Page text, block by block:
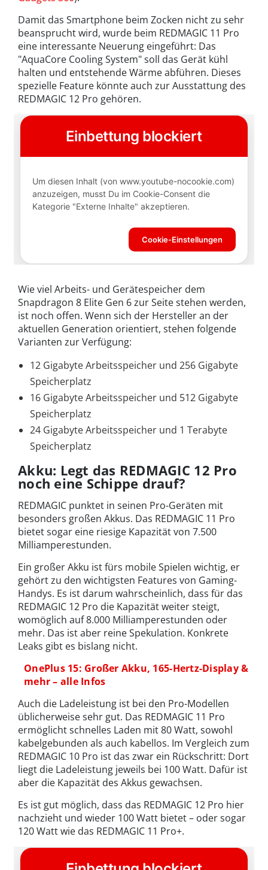
Damit das Smartphone beim Zocken nicht zu sehr
beansprucht wird, wurde beim REDMAGIC 11 Pro
eine interessante Neuerung eingeführt: Das
"AquaCore Cooling System" soll das Gerät kühl
halten und entstehende Wärme abführen. Dieses
spezielle Feature könnte auch zur Ausstattung des
REDMAGIC 12 Pro gehören.
Wie viel Arbeits- und Gerätespeicher dem
Snapdragon 8 Elite Gen 6 zur Seite stehen werden,
ist noch offen. Wenn sich der Hersteller an der
aktuellen Generation orientiert, stehen folgende
Varianten zur Verfügung:
12 Gigabyte Arbeitsspeicher und 256 Gigabyte
Speicherplatz
16 Gigabyte Arbeitsspeicher und 512 Gigabyte
Speicherplatz
24 Gigabyte Arbeitsspeicher und 1 Terabyte
Speicherplatz
Akku: Legt das REDMAGIC 12 Pro
noch eine Schippe drauf?
REDMAGIC punktet in seinen Pro-Geräten mit
besonders großen Akkus. Das REDMAGIC 11 Pro
bietet sogar eine riesige Kapazität von 7.500
Milliamperestunden.
Ein großer Akku ist fürs mobile Spielen wichtig, er
gehört zu den wichtigsten Features von Gaming-
Handys. Es ist darum wahrscheinlich, dass für das
REDMAGIC 12 Pro die Kapazität weiter steigt,
womöglich auf 8.000 Milliamperestunden oder
mehr. Das ist aber reine Spekulation. Konkrete
Leaks gibt es bislang nicht.
OnePlus 15: Großer Akku, 165-Hertz-Display &
mehr – alle Infos
Auch die Ladeleistung ist bei den Pro-Modellen
üblicherweise sehr gut. Das REDMAGIC 11 Pro
ermöglicht schnelles Laden mit 80 Watt, sowohl
kabelgebunden als auch kabellos. Im Vergleich zum
REDMAGIC 10 Pro ist das zwar ein Rückschritt: Dort
liegt die Ladeleistung jeweils bei 100 Watt. Dafür ist
aber die Kapazität des Akkus gewachsen.
Es ist gut möglich, dass das REDMAGIC 12 Pro hier
nachzieht und wieder 100 Watt bietet – oder sogar
120 Watt wie das REDMAGIC 11 Pro+.